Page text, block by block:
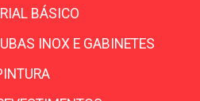
BÁSICO
INOX E GABINETES